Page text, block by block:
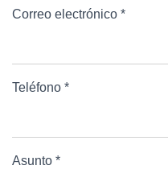
Correo electrónico *
Teléfono *
Asunto *